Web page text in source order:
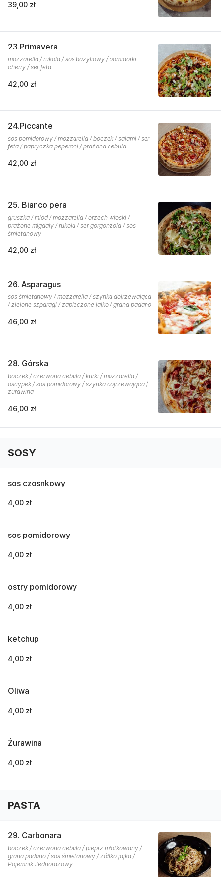
39,00 zł
23.Primavera
mozzarella / rukola / sos bazyliowy / pomidorki
cherry / ser feta
42,00 zł
24.Piccante
sos pomidorowy / mozzarella / boczek / salami / ser
feta / papryczka peperoni / prażona cebula
42,00 zł
25. Bianco pera
gruszka / miód / mozzarella / orzech włoski /
prażone migdały / rukola / ser gorgonzola / sos
śmietanowy
42,00 zł
26. Asparagus
sos śmietanowy / mozzarella / szynka dojrzewająca
/ zielone szparagi / zapieczone jajko / grana padano
46,00 zł
28. Górska
boczek / czerwona cebula / kurki / mozzarella /
oscypek / sos pomidorowy / szynka dojrzewająca /
żurawina
46,00 zł
SOSY
sos czosnkowy
4,00 zł
sos pomidorowy
4,00 zł
ostry pomidorowy
4,00 zł
ketchup
4,00 zł
Oliwa
4,00 zł
Żurawina
4,00 zł
PASTA
29. Carbonara
boczek / czerwona cebula / pieprz młotkowany /
grana padano / sos śmietanowy / żółtko jajka /
Pojemnik Jednorazowy